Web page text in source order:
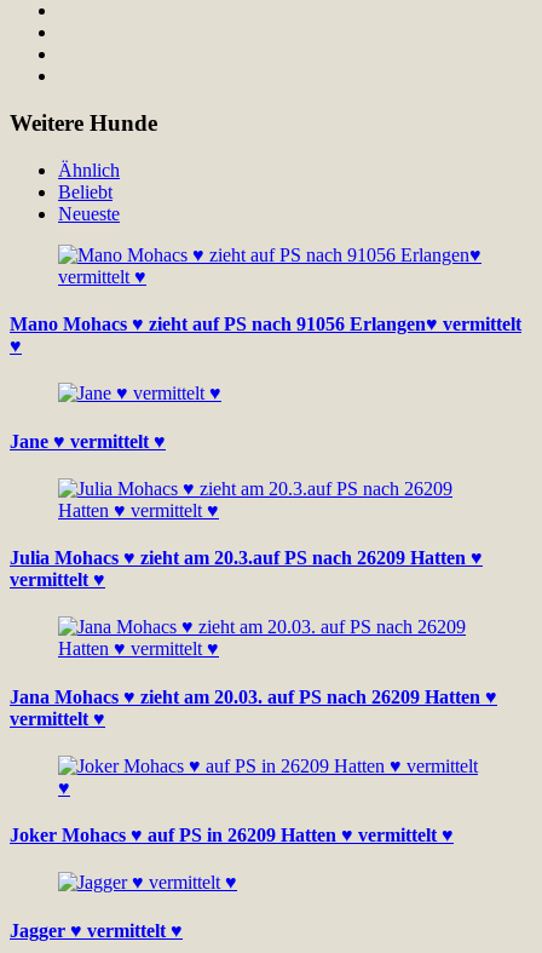
Weitere Hunde
Ähnlich
Beliebt
Neueste
Mano Mohacs ♥ zieht auf PS nach 91056 Erlangen♥ vermittelt
♥
Jane ♥ vermittelt ♥
Julia Mohacs ♥ zieht am 20.3.auf PS nach 26209 Hatten ♥
vermittelt ♥
Jana Mohacs ♥ zieht am 20.03. auf PS nach 26209 Hatten ♥
vermittelt ♥
Joker Mohacs ♥ auf PS in 26209 Hatten ♥ vermittelt ♥
Jagger ♥ vermittelt ♥